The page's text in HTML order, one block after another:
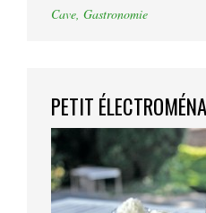
Cave, Gastronomie
PETIT